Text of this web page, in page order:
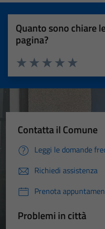
Quanto sono chiare
pagina?
Valuta 5
Valuta 4 stelle
Valuta 3 stelle su 5
Valuta 2 stelle su 5
Valuta 1 stelle su 5
Contatta il Comune
Leggi le domande
Richiedi assistenza
Prenota
Problemi in città